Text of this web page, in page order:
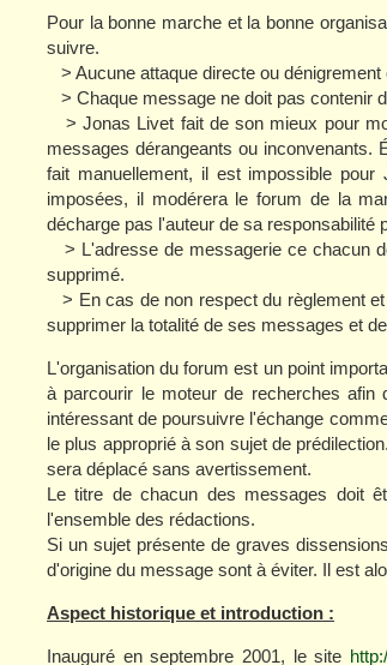
Pour la bonne marche et la bonne
suivre.
> Aucune attaque directe ou
> Chaque message ne doit pas contenir
> Jonas Livet fait de son mieux pour
messages dérangeants ou inconvenants.
fait manuellement, il est impossible
imposées, il modérera le forum de la
décharge pas l'auteur de sa responsabilité
> L'adresse de messagerie ce chacun
supprimé.
> En cas de non respect du règlement
supprimer la totalité de ses messages et
L'organisation du forum est un point
à parcourir le moteur de recherches
intéressant de poursuivre l'échange
le plus approprié à son sujet de
sera déplacé sans avertissement.
Le titre de chacun des messages doit
l'ensemble des rédactions.
Si un sujet présente de graves
d'origine du message sont à éviter. Il est
Aspect historique et introduction :
Inauguré en septembre 2001, le site